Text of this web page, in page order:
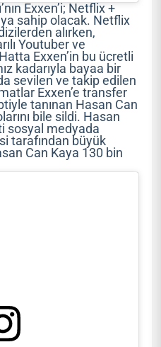
Exxen’i; Netflix +
sahip olacak. Netflix
alırken,
Youtuber ve
Exxen’in bu ücretli
kadarıyla bayaa bir
sevilen ve takip edilen
Exxen’e transfer
tanınan Hasan Can
bile sildi. Hasan
sosyal medyada
tarafından büyük
Can Kaya 130 bin